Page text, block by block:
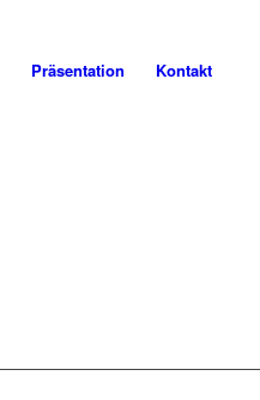
Präsentation Kontakt